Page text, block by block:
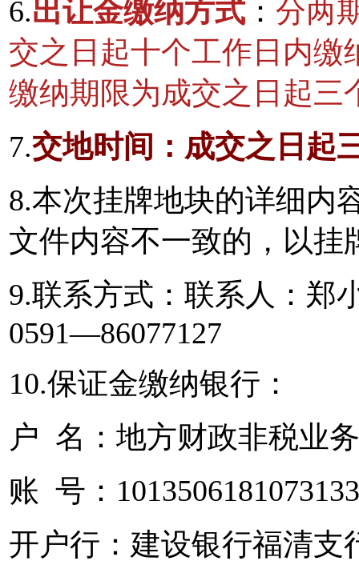
6.出让金缴纳方式 ： 分两
交之日起十个工作日内缴
缴纳期限为成交之日起三
7.交地时间：成交之日起
8.本次挂牌地块的详细内
文件内容不一致的，以
9.联系方式：联系人：
0591—86077127
10.保证金缴纳银行：
户 名：地方财政非税业
账 号：
开户行：建设银行福清支